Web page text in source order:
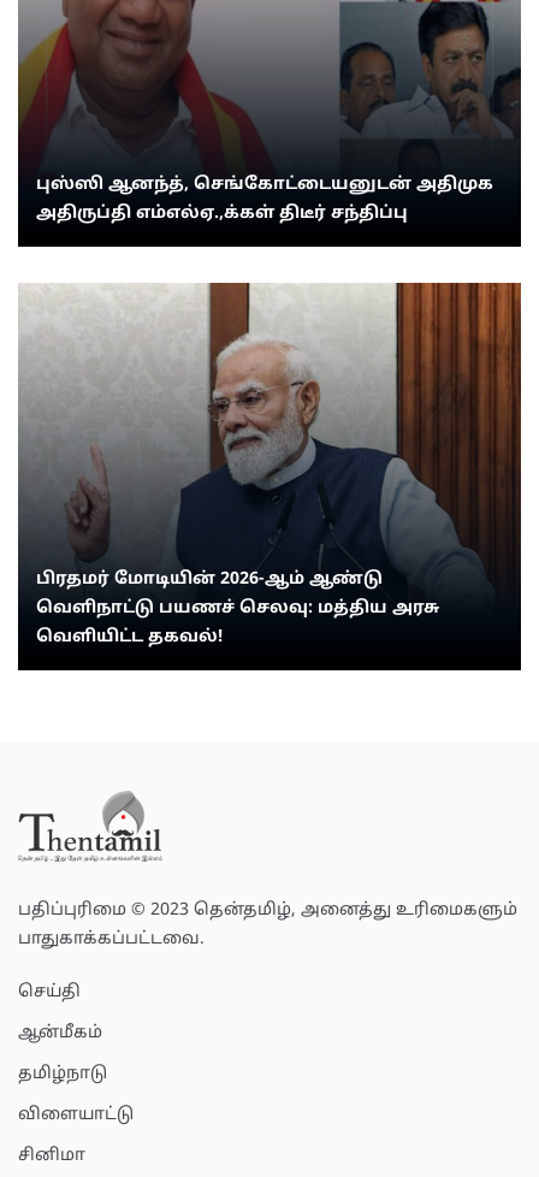
புஸ்ஸி ஆனந்த், செங்கோட்டையனுடன் அதிமுக
அதிருப்தி எம்எல்ஏ.,க்கள் திடீர் சந்திப்பு
பிரதமர் மோடியின் 2026-ஆம் ஆண்டு
வெளிநாட்டு பயணச் செலவு: மத்திய அரசு
வெளியிட்ட தகவல்!
பதிப்புரிமை © 2023 தென்தமிழ், அனைத்து உரிமைகளும்
பாதுகாக்கப்பட்டவை.
செய்தி
ஆன்மீகம்
தமிழ்நாடு
விளையாட்டு
சினிமா